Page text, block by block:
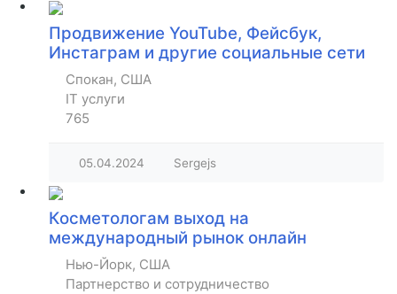
Продвижение YouTube, Фейсбук,
Инстаграм и другие социальные сети
Спокан, США
IT услуги
765
05.04.2024 Sergejs
Косметологам выход на
международный рынок онлайн
Нью-Йорк, США
Партнерство и сотрудничество